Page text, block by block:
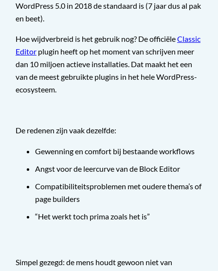
WordPress 5.0 in 2018 de standaard is (7 jaar dus al pak
en beet).
Hoe wijdverbreid is het gebruik nog? De officiëleClassic
Editor plugin heeft op het moment van schrijven meer
dan 10 miljoen actieve installaties. Dat maakt het een
van de meest gebruikte plugins in het hele WordPress-
ecosysteem.
De redenen zijn vaak dezelfde:
Gewenning en comfort bij bestaande workflows
Angst voor de leercurve van de Block Editor
Compatibiliteitsproblemen met oudere thema’s of
page builders
“Het werkt toch prima zoals het is”
Simpel gezegd: de mens houdt gewoon niet van